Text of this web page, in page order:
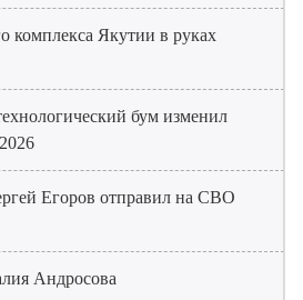
комплекса Якутии в руках
бум изменил
Егоров отправил на СВО
Андросова